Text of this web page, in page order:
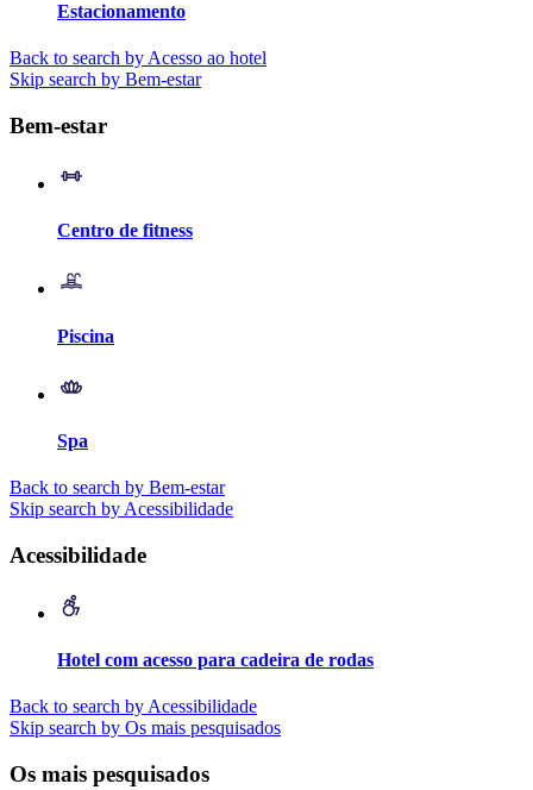
Estacionamento
Back to search by Acesso ao hotel
Skip search by Bem-estar
Bem-estar
Centro de fitness
Piscina
Spa
Back to search by Bem-estar
Skip search by Acessibilidade
Acessibilidade
Hotel com acesso para cadeira de rodas
Back to search by Acessibilidade
Skip search by Os mais pesquisados
Os mais pesquisados